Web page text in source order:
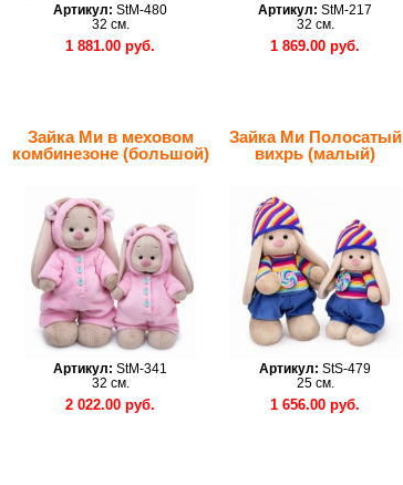
Артикул: StM-480
32 см.
1 881.00 руб.
Артикул: StM-217
32 см.
1 869.00 руб.
Зайка Ми в меховом
комбинезоне (большой)
Артикул: StM-341
32 см.
2 022.00 руб.
Зайка Ми Полосатый
вихрь (малый)
Артикул: StS-479
25 см.
1 656.00 руб.